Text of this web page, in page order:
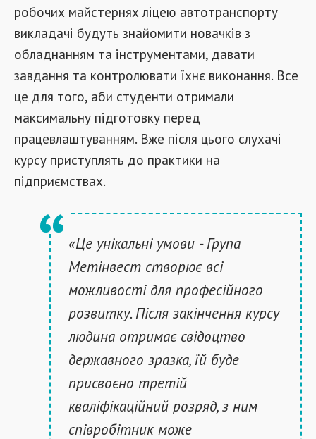
робочих майстернях ліцею автотранспорту
викладачі будуть знайомити новачків з
обладнанням та інструментами, давати
завдання та контролювати їхнє виконання. Все
це для того, аби студенти отримали
максимальну підготовку перед
працевлаштуванням. Вже після цього слухачі
курсу приступлять до практики на
підприємствах.
«Це унікальні умови - Група
Метінвест створює всі
можливості для професійного
розвитку. Після закінчення курсу
людина отримає свідоцтво
державного зразка, їй буде
присвоєно третій
кваліфікаційний розряд, з ним
співробітник може